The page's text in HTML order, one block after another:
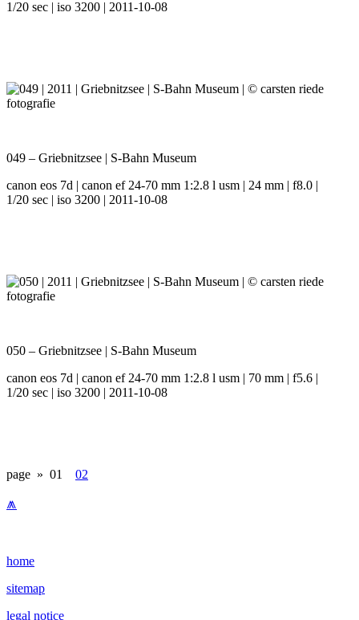
1/20 sec | iso 3200 | 2011-10-08
049 – Griebnitzsee | S-Bahn Museum
canon eos 7d | canon ef 24-70 mm 1:2.8 l usm | 24 mm | f8.0 |
1/20 sec | iso 3200 | 2011-10-08
050 – Griebnitzsee | S-Bahn Museum
canon eos 7d | canon ef 24-70 mm 1:2.8 l usm | 70 mm | f5.6 |
1/20 sec | iso 3200 | 2011-10-08
page » 01 02
⩕
home
sitemap
legal notice